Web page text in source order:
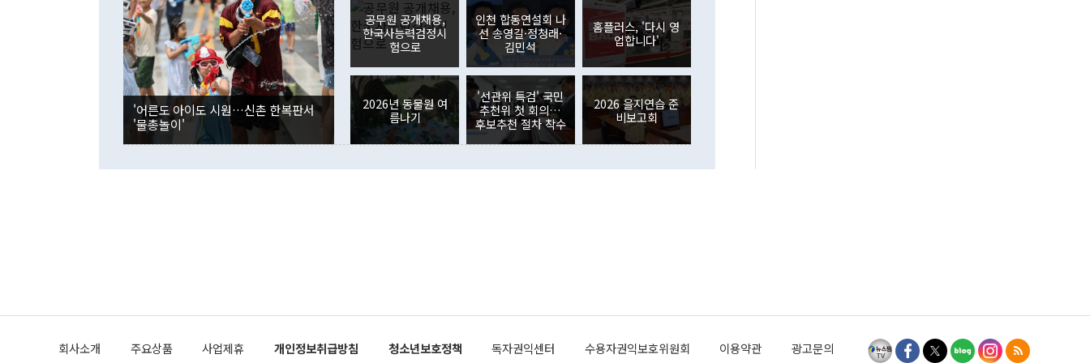
며 "정부 차원에서 (참석을) 검토하고 있다"고 발언한 데 대해서도 조 장관
은 "그것은 외교부의 몫"이라며 "아직 거기까지 진도가 나가지 않았다"고
잘랐다. 정 장관이 이날 소개한 대북 구상과 설명은 정부 내 조율을 거치지
않았다는 점에서 문제가 있다. 특히 주적 표현 대체와 국호 사용, 9·19 군
사합의 복원, 4자회담 추진 등은 통일부 장관이 결정할 사안이 아니어서 월
권이라는 지적이 나오고 있다. 이 대통령은 정 장관의 업무보고를 듣고 난
뒤 "여기 업무보고에 발표했다고 승인난 건 아니다"라고 재차 확인했다. 정
부의 한 소식통은 "정 장관의 발언 내용은 대부분 국가안전보장회의(NSC)
를 거쳐 결정된 사안이 아닌 정 장관의 개인적 생각에 가깝다"며 "안보 관
련 부처 장관이 정부의 공식 정책이 아닌 사안을 추진하겠다고 업무보고를
하고 대통령의 면전에서 '국군통수권자가 나서야 한다'고 주장한 것은 심각
이나 미국은 북한에 선비핵화를 공식적으로 요구한 적이 없기 때문이다. 지
공하는 방식으로 이뤄졌다. 1994년 북·미 제네바 기본합의는 핵시설 동결
인의 해외투자가 80억1000만달러, 외국인의 국내투자가 46억3000만달러
각각 증가했다. 증권투자에서는 외국인의 국내 주식 매도세가 이어졌다. 외
국인의 국내 주식 투자는 차익실현 매도 등의 영향으로 316억1000만달러
감소하며 전월(-310억5000만달러)에 이어 역대 최대 순매도 기록을 다시
경신했다. 외국인의 국내 채권투자는 세계국채지수(WGBI) 자금 유입에도
분기 말 만기도래 영향으로 증가 폭이 줄어든 52억9000만달러를 기록했
다. 내국인의 해외 증권투자는 주식을 중심으로 35억6000만달러 증가했
다. eoyn2@newspim.com
'어른도 아이도 시원…신촌 한복판서
'물총놀이'
공무원 공개채용,
한국사능력검정시
험으로
인천 합동연설회 나
선 송영길·정청래·
김민석
홈플러스, '다시 영
업합니다'
2026년 동물원 여
름나기
'선관위 특검' 국민
추천위 첫 회의…
후보추천 절차 착수
2026 을지연습 준
비보고회
회사소개 주요상품 사업제휴 개인정보취급방침 청소년보호정책 독자권익센터 수용자권익보호위원회 이용약관 광고문의